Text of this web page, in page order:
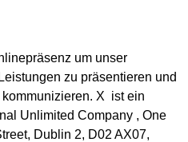
um unser
zu präsentieren und
X ist ein
Unlimited Company , One
Dublin 2, D02 AX07,